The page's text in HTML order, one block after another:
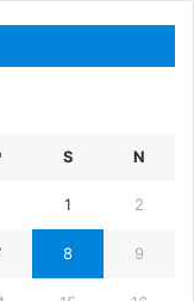
S N
1 2
8 9